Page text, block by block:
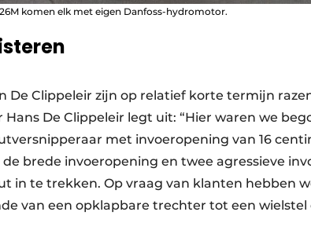
komen elk met eigen Danfoss-hydromotor.
De Clippeleir zijn op relatief korte termijn
De Clippeleir legt uit: “Hier waren we
met invoeropening van 16
brede invoeropening en twee agressieve
in te trekken. Op vraag van klanten hebben
van een opklapbare trechter tot een